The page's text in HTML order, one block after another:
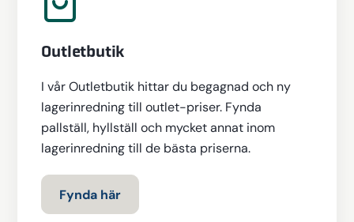
Outletbutik
I vår Outletbutik hittar du begagnad och ny
lagerinredning till outlet-priser. Fynda
pallställ, hyllställ och mycket annat inom
lagerinredning till de bästa priserna.
Fynda här